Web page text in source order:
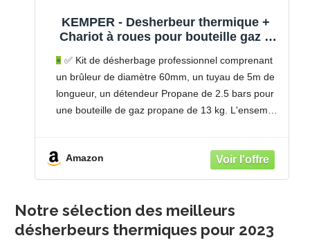
KEMPER - Desherbeur thermique +
Chariot à roues pour bouteille gaz +
60mm Tuyau 5m - Elimination des
mauvaises herbes
✅ Kit de désherbage professionnel comprenant
un brûleur de diamètre 60mm, un tuyau de 5m de
longueur, un détendeur Propane de 2.5 bars pour
une bouteille de gaz propane de 13 kg. L'ensemble
Amazon
Notre sélection des meilleurs
désherbeurs thermiques pour 2023